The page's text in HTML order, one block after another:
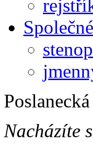
Nacházíte